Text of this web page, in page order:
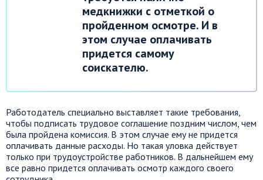
медкнижки с отметкой о
пройденном осмотре. И в
этом случае оплачивать
придется самому
соискателю.
Работодатель специально выставляет такие требования,
чтобы подписать трудовое соглашение поздним числом, чем
была пройдена комиссия. В этом случае ему не придется
оплачивать данные расходы. Но такая уловка действует
только при трудоустройстве работников. В дальнейшем ему
все равно придется оплачивать осмотр каждого своего